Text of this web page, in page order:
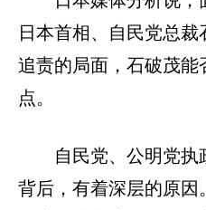
日本首相、自民党总
追责的局面，石破茂能
点。
自民党、公明党
背后，有着深层的原因